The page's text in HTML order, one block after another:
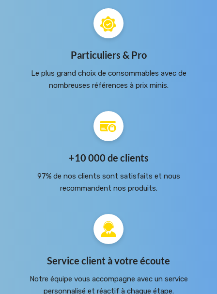
Particuliers & Pro
Le plus grand choix de consommables avec de
nombreuses références à prix minis.
+10 000 de clients
97% de nos clients sont satisfaits et nous
recommandent nos produits.
Service client à votre écoute
Notre équipe vous accompagne avec un service
personnalisé et réactif à chaque étape.